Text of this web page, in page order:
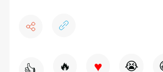
🔥 ♥ 😭